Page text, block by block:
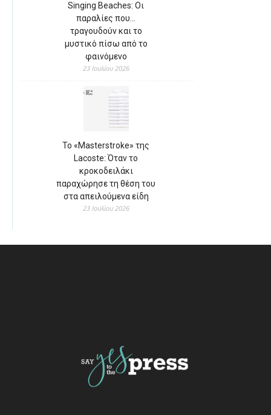
Singing Beaches: Οι
παραλίες που…
τραγουδούν και το
μυστικό πίσω από το
φαινόμενο
23 Ιουλίου 2026
Το «Masterstroke» της
Lacoste: Όταν το
κροκοδειλάκι
παραχώρησε τη θέση του
στα απειλούμενα είδη
23 Ιουλίου 2026